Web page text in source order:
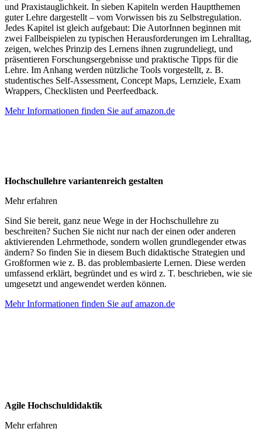
und Praxistauglichkeit. In sieben Kapiteln werden Hauptthemen
guter Lehre dargestellt – vom Vorwissen bis zu Selbstregulation.
Jedes Kapitel ist gleich aufgebaut: Die AutorInnen beginnen mit
zwei Fallbeispielen zu typischen Herausforderungen im Lehralltag,
zeigen, welches Prinzip des Lernens ihnen zugrundeliegt, und
präsentieren Forschungsergebnisse und praktische Tipps für die
Lehre. Im Anhang werden nützliche Tools vorgestellt, z. B.
studentisches Self-Assessment, Concept Maps, Lernziele, Exam
Wrappers, Checklisten und Peerfeedback.
Mehr Informationen finden Sie auf amazon.de
Hochschullehre variantenreich gestalten
Mehr erfahren
Sind Sie bereit, ganz neue Wege in der Hochschullehre zu
beschreiten? Suchen Sie nicht nur nach der einen oder anderen
aktivierenden Lehrmethode, sondern wollen grundlegender etwas
ändern? So finden Sie in diesem Buch didaktische Strategien und
Großformen wie z. B. das problembasierte Lernen. Diese werden
umfassend erklärt, begründet und es wird z. T. beschrieben, wie sie
umgesetzt und angewendet werden können.
Mehr Informationen finden Sie auf amazon.de
Agile Hochschuldidaktik
Mehr erfahren